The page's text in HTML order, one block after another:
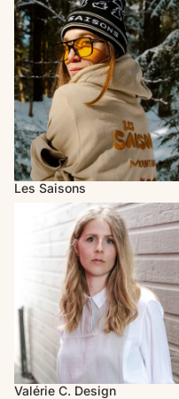
Les Saisons
Les Saisons
Valérie C. Design
Valérie C. Design